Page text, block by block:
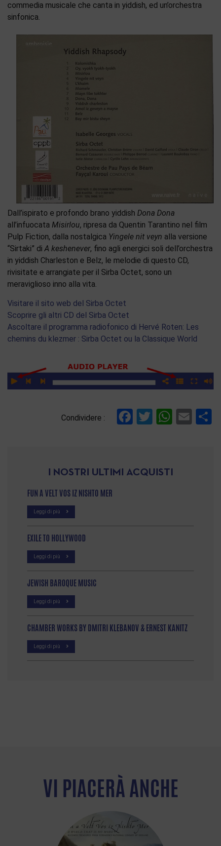
commedia musicale che canta in yiddish, ed un’orchestra
sinfonica.
Dall’ispirato e profondo brano yiddish Dona Dona
all’infuocata Misirlou, ripresa da Quentin Tarantino nel film
Pulp Fiction, dalla nostalgica Yingele nit veyn alla versione
“Sirtaki” diA keshenever, fino agli energici soli dell’orchestra
in yiddish Charleston e Belz, le melodie di questo CD,
rivisitate e arrangiate per il Sirba Octet, sono un
meraviglioso inno alla vita.
Visitare il sito web del Sirba Octet
Scoprire gli altri CD del Sirba Octet
Ascoltare il programma radiofonico di Hervé Roten: Les
chemins du klezmer : Sirba Octet ou la Classique World
Condividere : Facebook
Twitter
I NOSTRI ULTIMI ACQUISTI
FUN A VELT VOS IZ NISHTO MER
Leggi di più
EXILE TO HOLLYWOOD
Leggi di più
JEWISH BAROQUE MUSIC
Leggi di più
CHAMBER WORKS BY DMITRI KLEBANOV & ERNEST KANITZ
Leggi di più
VI PIACERÀ ANCHE